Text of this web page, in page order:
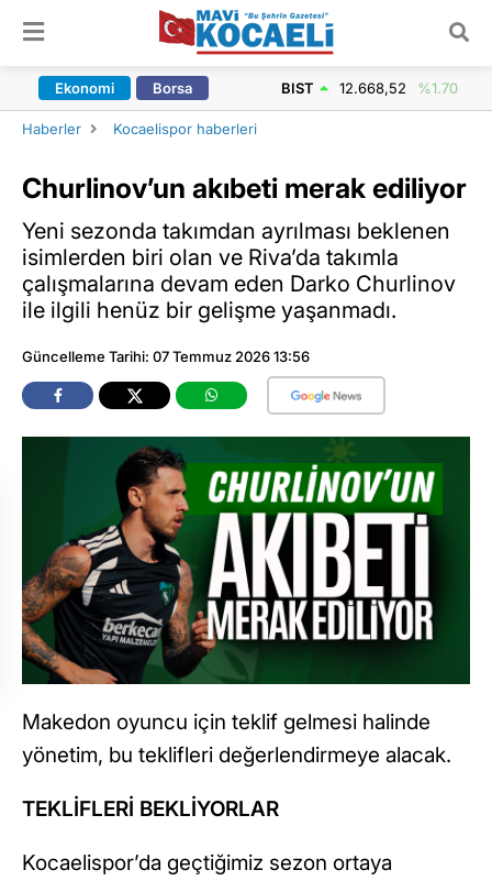
Ekonomi Borsa BIST 12.668,52 %1.70
Haberler Kocaelispor haberleri
Churlinov’un akıbeti merak ediliyor
Yeni sezonda takımdan ayrılması beklenen
isimlerden biri olan ve Riva’da takımla
çalışmalarına devam eden Darko Churlinov
ile ilgili henüz bir gelişme yaşanmadı.
Güncelleme Tarihi: 07 Temmuz 2026 13:56
Makedon oyuncu için teklif gelmesi halinde
yönetim, bu teklifleri değerlendirmeye alacak.
TEKLİFLERİ BEKLİYORLAR
Kocaelispor’da geçtiğimiz sezon ortaya